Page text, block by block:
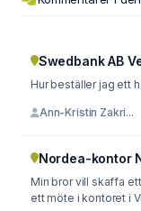
Swedbank AB
Hur beställer jag ett
Ann-Kristin Zakri...
Nordea-kontor
Min bror vill skaffa
ett möte i kontoret i